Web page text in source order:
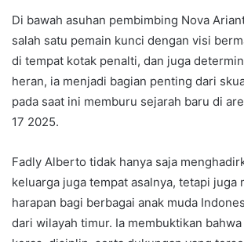
Di bawah asuhan pembimbing Nova
salah satu pemain kunci dengan visi
di tempat kotak penalti, dan juga
heran, ia menjadi bagian penting dari
pada saat ini memburu sejarah baru di
17 2025.
Fadly Alberto tidak hanya saja
keluarga juga tempat asalnya, tetapi juga
harapan bagi berbagai anak muda
dari wilayah timur. Ia membuktikan